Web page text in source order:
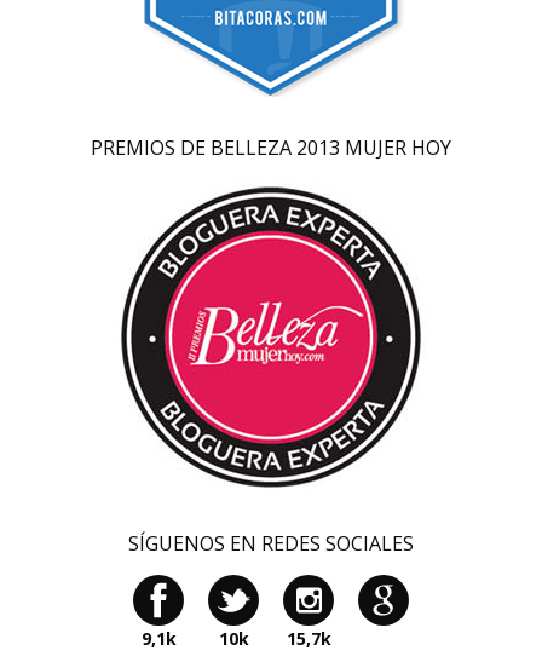
PREMIOS DE BELLEZA 2013 MUJER HOY
SÍGUENOS EN REDES SOCIALES
9,1k 10k 15,7k